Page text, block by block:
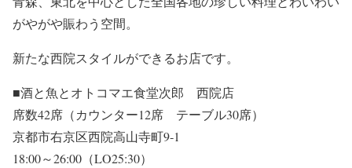
がやがや賑わう空間。
新たな西院スタイルができるお店です。
■酒と魚とオトコマエ食堂次郎 西院店
席数42席（カウンター12席 テーブル30席）
京都市右京区西院高山寺町9‐1
18:00～26:00（LO25:30）